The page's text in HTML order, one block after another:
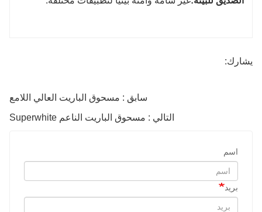
يشارك:
سابق : مسحوق الباريت العالي اللامع
التالي : مسحوق الباريت الناعم Superwhite
اسم
بريد